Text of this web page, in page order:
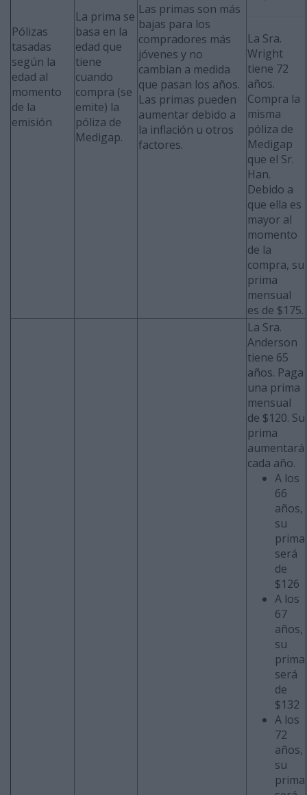
Pólizas
tasadas
según la
edad al
momento
de la
emisión
La prima se
basa en la
edad que
tiene
cuando
compra (se
emite) la
póliza de
Medigap.
Las primas son más
bajas para los
compradores más
jóvenes y no
cambian a medida
que pasan los años.
Las primas pueden
aumentar debido a
la inflación u otros
factores.
La Sra.
Wright
tiene 72
años.
Compra la
misma
póliza de
Medigap
que el Sr.
Han.
Debido a
que ella es
mayor al
momento
de la
compra, su
prima
mensual
es de $175.
La Sra.
Anderson
tiene 65
años. Paga
una prima
mensual
de $120. Su
prima
aumentará
cada año.
A los
66
años,
su
prima
será
de
$126
A los
67
años,
su
prima
será
de
$132
A los
72
años,
su
prima